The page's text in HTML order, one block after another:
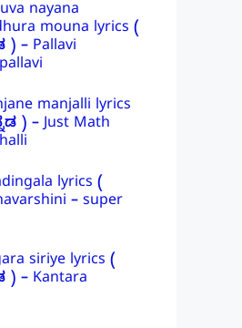
nayana
mouna lyrics (
) – Pallavi
manjalli lyrics
) – Just Math
lyrics (
– super
siriye lyrics (
) – Kantara